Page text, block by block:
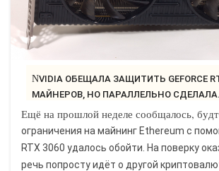
NVIDIA ОБЕЩАЛА ЗАЩИТИТЬ GEFORCE RTX 3060 ОТ
МАЙНЕРОВ, НО ПАРАЛЛЕЛЬНО
Ещё на прошлой неделе сообщалось,
ограничения на майнинг Ethereum с
RTX 3060 удалось обойти. На поверку
речь попросту идёт о другой